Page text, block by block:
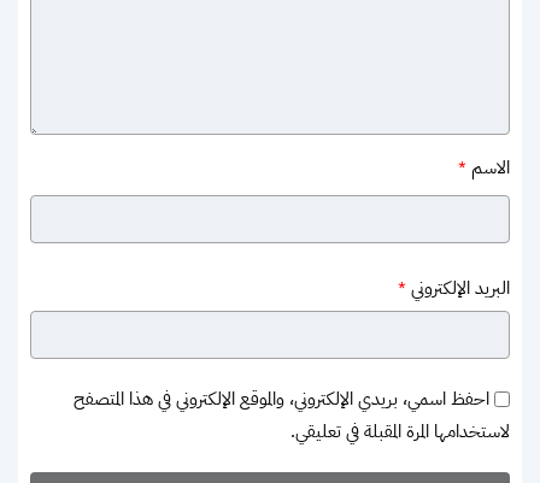
الاسم *
البريد الإلكتروني *
احفظ اسمي، بريدي الإلكتروني، والموقع الإلكتروني في هذا المتصفح
لاستخدامها المرة المقبلة في تعليقي.